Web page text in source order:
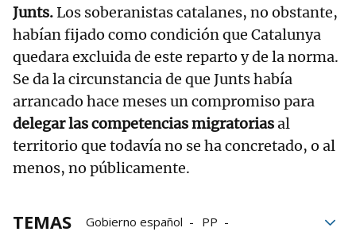
Junts.Los soberanistas catalanes, no obstante,
habían fijado como condición que Catalunya
quedara excluida de este reparto y de la norma.
Se da la circunstancia de que Junts había
arrancado hace meses un compromiso para
delegar las competencias migratoriasal
territorio que todavía no se ha concretado, o al
menos, no públicamente.
TEMAS Gobierno español
PP